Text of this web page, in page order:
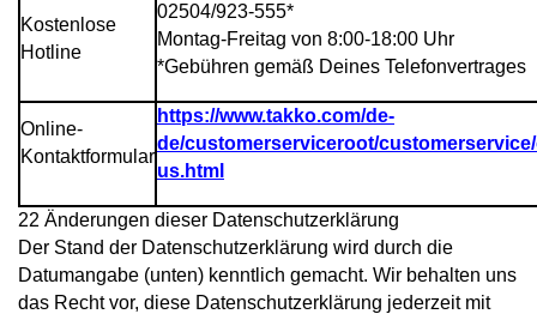
Kostenlose
Hotline
02504/923-555*
Montag-Freitag von 8:00-18:00 Uhr
*Gebühren gemäß Deines Telefonvertrages
Online-
Kontaktformular
https://www.takko.com/de-
de/customerserviceroot/
us.html
22 Änderungen dieser Datenschutzerklärung
Der Stand der Datenschutzerklärung wird durch die
Datumangabe (unten) kenntlich gemacht. Wir behalten uns
das Recht vor, diese Datenschutzerklärung jederzeit mit